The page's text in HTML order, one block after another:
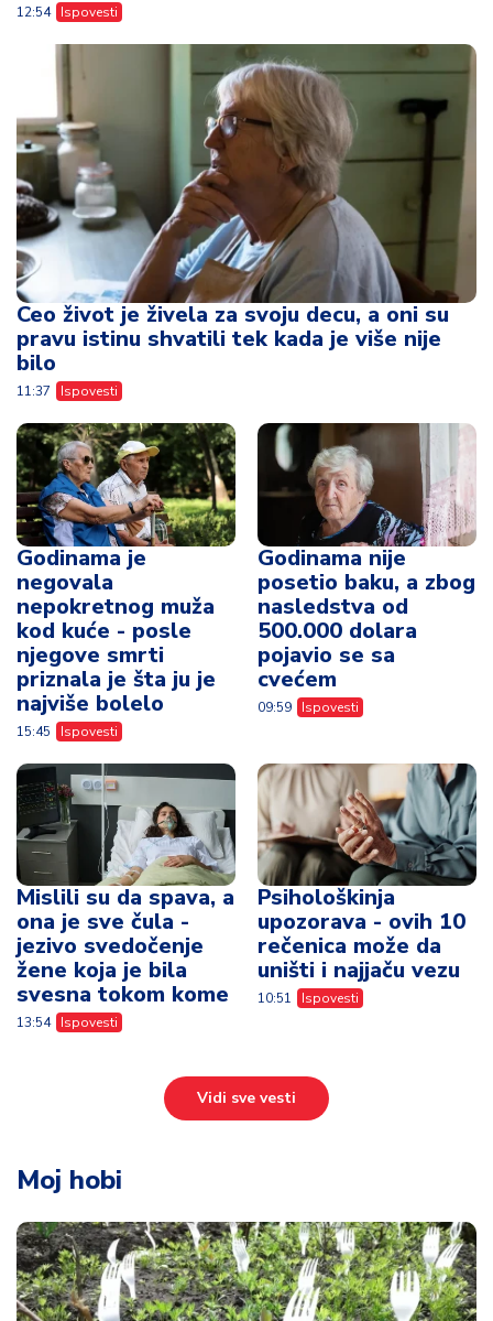
12:54 Ispovesti
Ceo život je živela za svoju decu, a oni su
pravu istinu shvatili tek kada je više nije
bilo
11:37 Ispovesti
Godinama je
negovala
nepokretnog muža
kod kuće - posle
njegove smrti
priznala je šta ju je
najviše bolelo
15:45 Ispovesti
Godinama nije
posetio baku, a zbog
nasledstva od
500.000 dolara
pojavio se sa
cvećem
09:59 Ispovesti
Mislili su da spava, a
ona je sve čula -
jezivo svedočenje
žene koja je bila
svesna tokom kome
13:54 Ispovesti
Psihološkinja
upozorava - ovih 10
rečenica može da
uništi i najjaču vezu
10:51 Ispovesti
Vidi sve vesti
Moj hobi